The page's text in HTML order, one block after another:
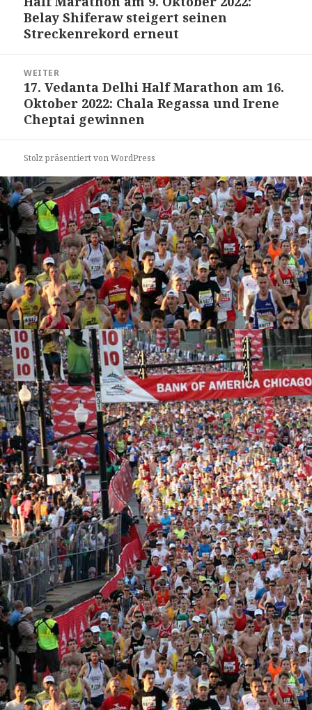
Belay Shiferaw steigert seinen
Streckenrekord erneut
WEITER
Nächster
Beitrag:
17. Vedanta Delhi Half Marathon am 16.
Oktober 2022: Chala Regassa und Irene
Cheptai gewinnen
Stolz präsentiert von WordPress